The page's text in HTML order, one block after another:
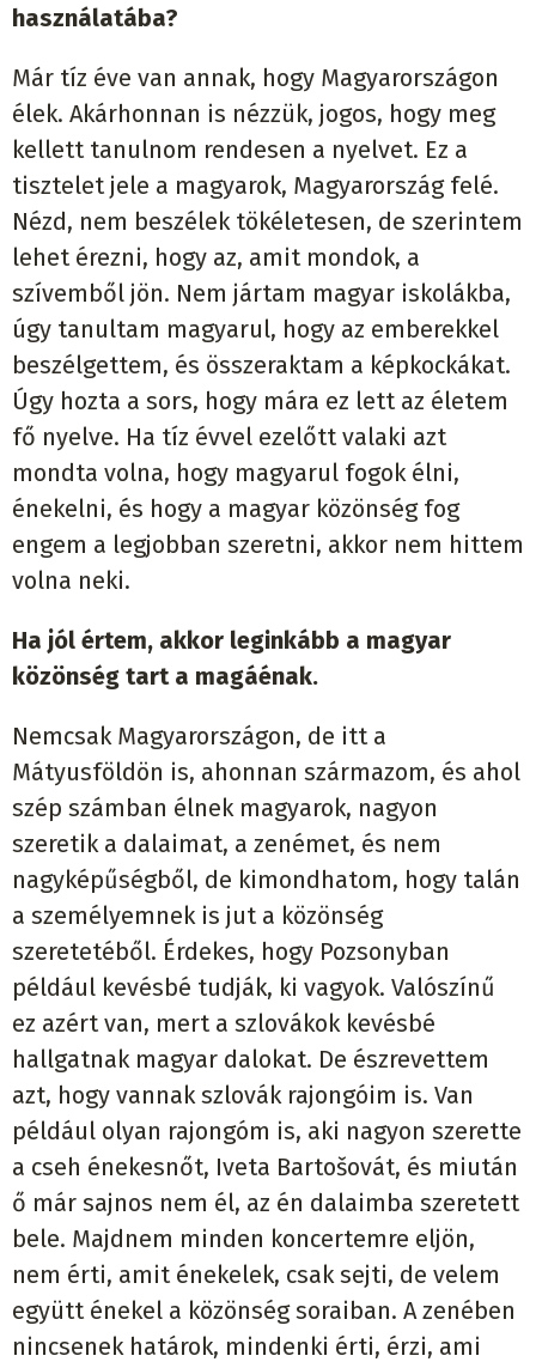
használatába?
Már tíz éve van annak, hogy Magyarországon
élek. Akárhonnan is nézzük, jogos, hogy meg
kellett tanulnom rendesen a nyelvet. Ez a
tisztelet jele a magyarok, Magyarország felé.
Nézd, nem beszélek tökéletesen, de szerintem
lehet érezni, hogy az, amit mondok, a
szívemből jön. Nem jártam magyar iskolákba,
úgy tanultam magyarul, hogy az emberekkel
beszélgettem, és összeraktam a képkockákat.
Úgy hozta a sors, hogy mára ez lett az életem
fő nyelve. Ha tíz évvel ezelőtt valaki azt
mondta volna, hogy magyarul fogok élni,
énekelni, és hogy a magyar közönség fog
engem a legjobban szeretni, akkor nem hittem
volna neki.
Ha jól értem, akkor leginkább a magyar
közönség tart a magáénak.
Nemcsak Magyarországon, de itt a
Mátyusföldön is, ahonnan származom, és ahol
szép számban élnek magyarok, nagyon
szeretik a dalaimat, a zenémet, és nem
nagyképűségből, de kimondhatom, hogy talán
a személyemnek is jut a közönség
szeretetéből. Érdekes, hogy Pozsonyban
például kevésbé tudják, ki vagyok. Valószínű
ez azért van, mert a szlovákok kevésbé
hallgatnak magyar dalokat. De észrevettem
azt, hogy vannak szlovák rajongóim is. Van
például olyan rajongóm is, aki nagyon szerette
a cseh énekesnőt, Iveta Bartošovát, és miután
ő már sajnos nem él, az én dalaimba szeretett
bele. Majdnem minden koncertemre eljön,
nem érti, amit énekelek, csak sejti, de velem
együtt énekel a közönség soraiban. A zenében
nincsenek határok, mindenki érti, érzi, ami